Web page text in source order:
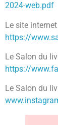
2024-web.pdf
Le site
https://
Le Salon du
https://
Le Salon du